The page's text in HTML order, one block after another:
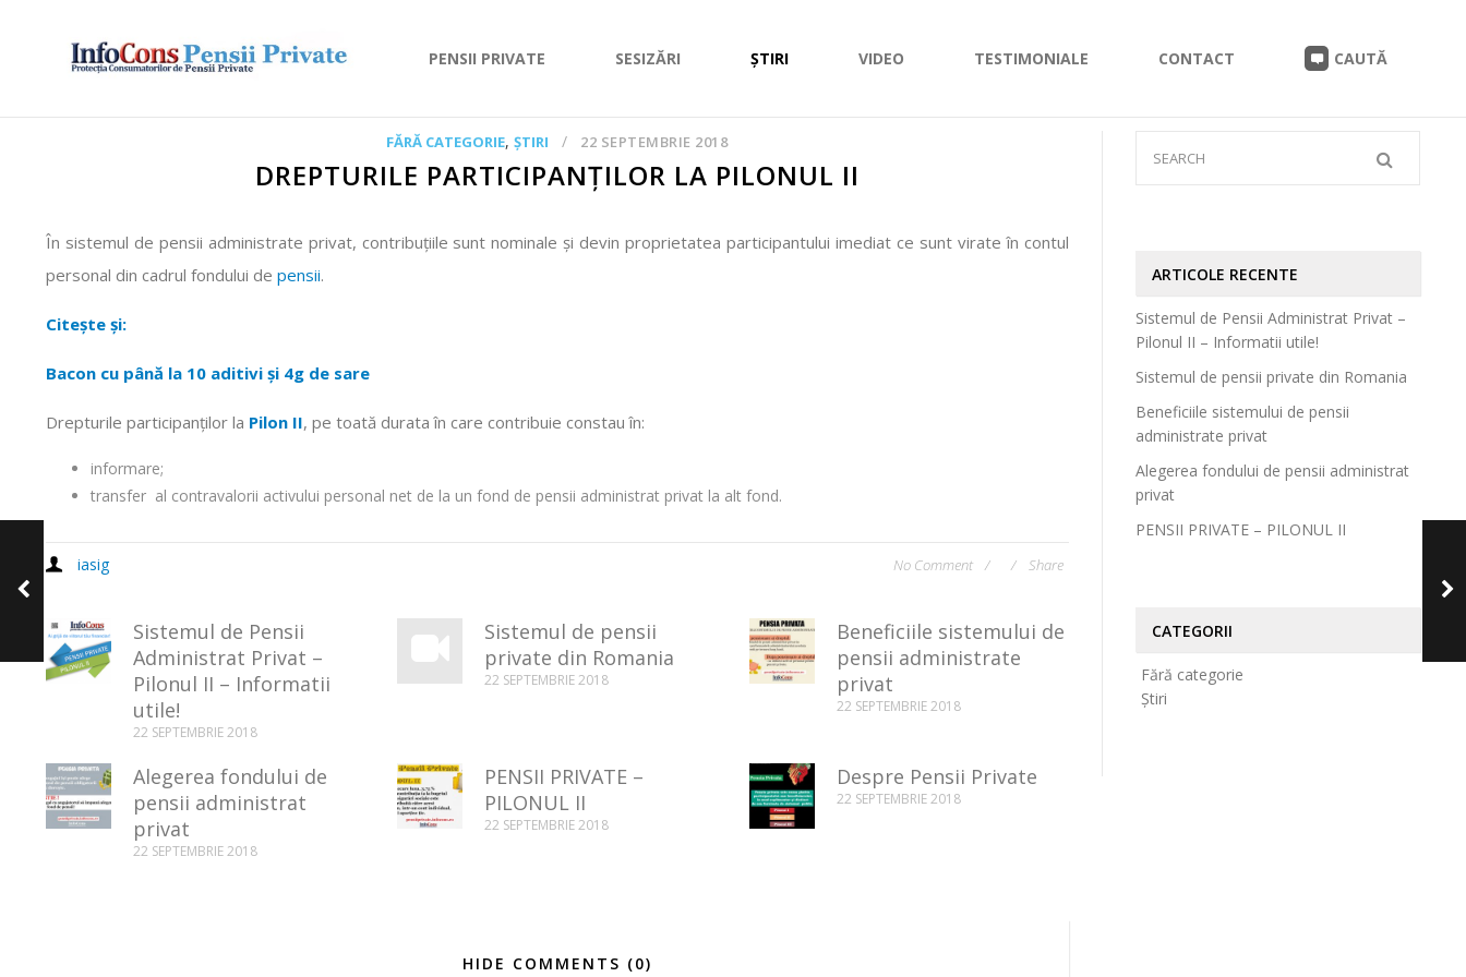
PENSII PRIVATE SESIZĂRI ȘTIRI VIDEO TESTIMONIALE CONTACT CAUTĂ
FĂRĂ CATEGORIE,ȘTIRI 22 SEPTEMBRIE 2018
DREPTURILE PARTICIPANȚILOR LA PILONUL II
În sistemul de pensii administrate privat, contribuţiile sunt nominale şi devin proprietatea participantului imediat ce sunt virate în contul
personal din cadrul fondului de pensii.
Citește și:
Bacon cu până la 10 aditivi și 4g de sare
Drepturile participanților la Pilon II, pe toată durata în care contribuie constau în:
informare;
transfer al contravalorii activului personal net de la un fond de pensii administrat privat la alt fond.
iasig No Comment Share
Sistemul de Pensii
Administrat Privat –
Pilonul II – Informatii
utile!
22 SEPTEMBRIE 2018
Sistemul de pensii
private din Romania
22 SEPTEMBRIE 2018
Beneficiile sistemului de
pensii administrate
privat
22 SEPTEMBRIE 2018
Alegerea fondului de
pensii administrat
privat
22 SEPTEMBRIE 2018
PENSII PRIVATE –
PILONUL II
22 SEPTEMBRIE 2018
Despre Pensii Private
22 SEPTEMBRIE 2018
HIDE COMMENTS (0)
ARTICOLE RECENTE
Sistemul de Pensii Administrat Privat –
Pilonul II – Informatii utile!
Sistemul de pensii private din Romania
Beneficiile sistemului de pensii
administrate privat
Alegerea fondului de pensii administrat
privat
PENSII PRIVATE – PILONUL II
CATEGORII
Fără categorie
Știri